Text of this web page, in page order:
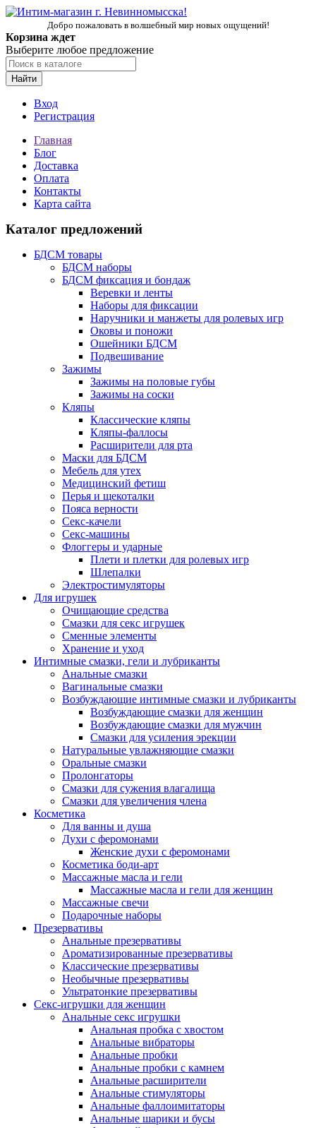
Добро пожаловать в волшебный мир новых ощущений!
Корзина ждет
Выберите любое предложение
Найти
Вход
Регистрация
Главная
Блог
Доставка
Оплата
Контакты
Карта сайта
Каталог предложений
БДСМ товары
БДСМ наборы
БДСМ фиксация и бондаж
Веревки и ленты
Наборы для фиксации
Наручники и манжеты для ролевых игр
Оковы и поножи
Ошейники БДСМ
Подвешивание
Зажимы
Зажимы на половые губы
Зажимы на соски
Кляпы
Классические кляпы
Кляпы-фаллосы
Расширители для рта
Маски для БДСМ
Мебель для утех
Медицинский фетиш
Перья и щекоталки
Пояса верности
Секс-качели
Секс-машины
Флоггеры и ударные
Плети и плетки для ролевых игр
Шлепалки
Электростимуляторы
Для игрушек
Очищающие средства
Смазки для секс игрушек
Сменные элементы
Хранение и уход
Интимные смазки, гели и лубриканты
Анальные смазки
Вагинальные смазки
Возбуждающие интимные смазки и лубриканты
Возбуждающие смазки для женщин
Возбуждающие смазки для мужчин
Смазки для усиления эрекции
Натуральные увлажняющие смазки
Оральные смазки
Пролонгаторы
Смазки для сужения влагалища
Смазки для увеличения члена
Косметика
Для ванны и душа
Духи с феромонами
Женские духи с феромонами
Косметика боди-арт
Массажные масла и гели
Массажные масла и гели для женщин
Массажные свечи
Подарочные наборы
Презервативы
Анальные презервативы
Ароматизированные презервативы
Классические презервативы
Необычные презервативы
Ультратонкие презервативы
Секс-игрушки для женщин
Анальные секс игрушки
Анальная пробка с хвостом
Анальные вибраторы
Анальные пробки
Анальные пробки с камнем
Анальные расширители
Анальные стимуляторы
Анальные фаллоимитаторы
Анальные шарики и бусы